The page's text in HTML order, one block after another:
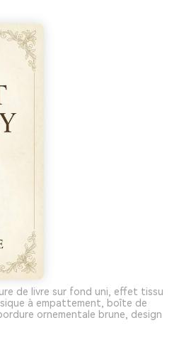
de livre sur fond uni, effet tissu
à empattement, boîte de
ornementale brune, design